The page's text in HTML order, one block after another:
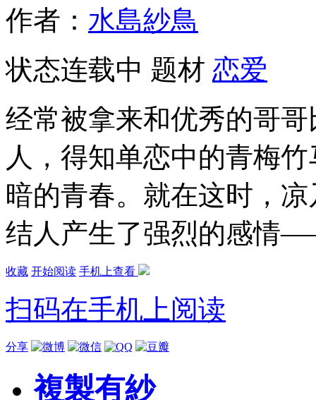
作者： 水島紗鳥
状态连载中 题材 恋爱
经常被拿来和优秀的哥
人，得知单恋中的青梅
暗的青春。就在这时，
结人产生了强烈的感情
收藏 开始阅读 手机上查看
扫码在手机上阅读
分享
複製有紗